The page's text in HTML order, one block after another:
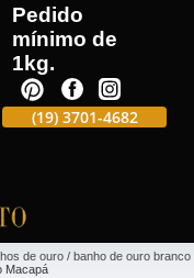
Pedido
mínimo de
1kg.
(19) 3701-4682 (19)
de ouro
banho de ouro branco
Macapá